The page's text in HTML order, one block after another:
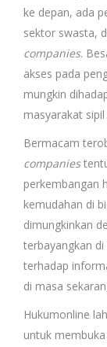
ke depan, ada
sektor swasta,
companies.
akses pada
mungkin
masyarakat
Bermacam
companies
perkembangan
kemudahan di
dimungkinkan
terbayangkan
terhadap
di masa
Hukumonline
untuk